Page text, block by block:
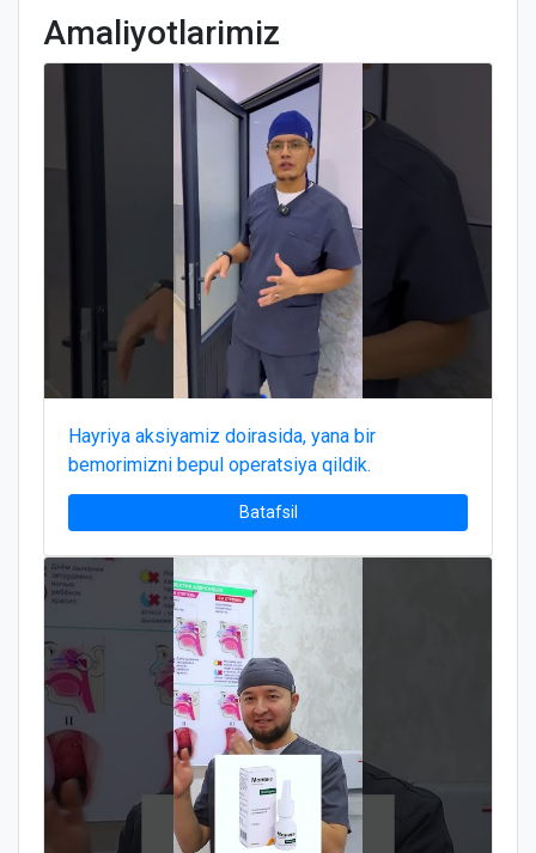
Amaliyotlarimiz
Hayriya aksiyamiz doirasida, yana bir
bemorimizni bepul operatsiya qildik.
Batafsil